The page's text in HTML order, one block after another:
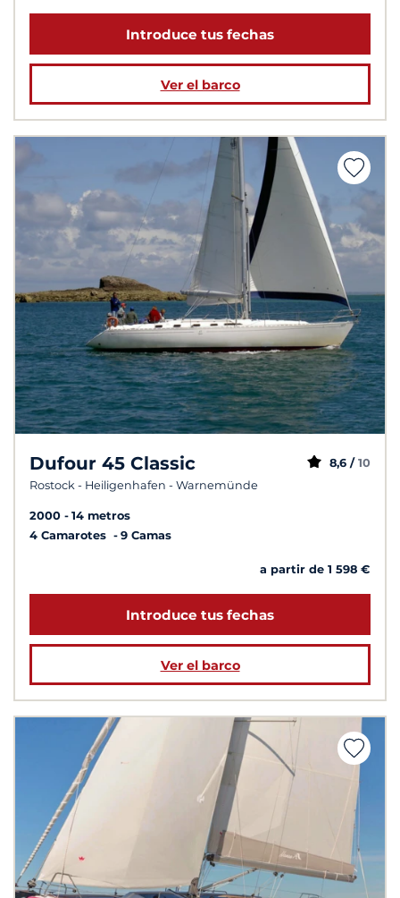
Introduce tus fechas
Ver el barco
Dufour 45 Classic
Rostock - Heiligenhafen - Warnemünde
8,6 / 10
2000
14 metros
4 Camarotes
9 Camas
a partir de 1 598 €
Introduce tus fechas
Ver el barco